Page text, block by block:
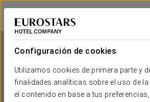
Configuración de cookies
Utilizamos cookies de primera parte y
finalidades analíticas sobre el uso de
el contenido en base a tus
Exe Lev
LIUBLIANA
Exe Lev